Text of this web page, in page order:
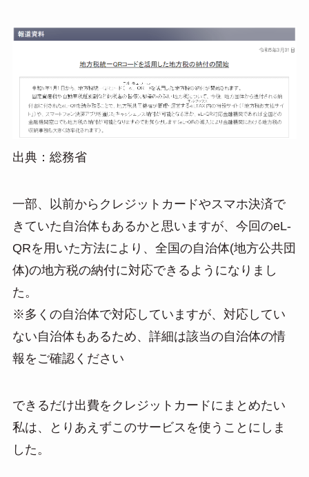
出典：総務省
一部、以前からクレジットカードやスマホ決済で
きていた自治体もあるかと思いますが、今回のeL-
QRを用いた方法により、全国の自治体(地方公共団
体)の地方税の納付に対応できるようになりまし
た。
※多くの自治体で対応していますが、対応してい
ない自治体もあるため、詳細は該当の自治体の情
報をご確認ください
できるだけ出費をクレジットカードにまとめたい
私は、とりあえずこのサービスを使うことにしま
した。